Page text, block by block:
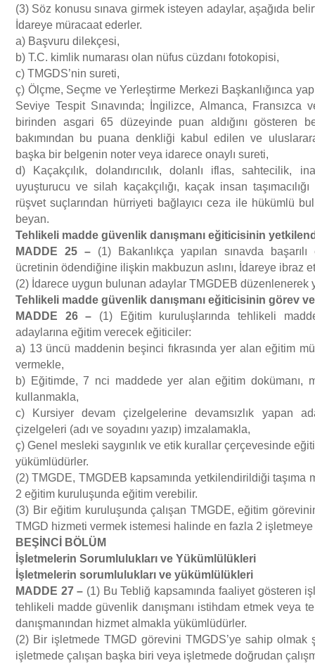
(3) Söz konusu sınava girmek isteyen adaylar, aşağıda
İdareye müracaat ederler.
a) Başvuru dilekçesi,
b) T.C. kimlik numarası olan nüfus cüzdanı fotokopisi,
c) TMGDS’nin sureti,
ç) Ölçme, Seçme ve Yerleştirme Merkezi Başkanlığınca
Seviye Tespit Sınavında; İngilizce, Almanca, Fransızca
birinden asgari 65 düzeyinde puan aldığını gösteren
bakımından bu puana denkliği kabul edilen ve
başka bir belgenin noter veya idarece onaylı sureti,
d) Kaçakçılık, dolandırıcılık, dolanlı iflas, sahtecilik,
uyuşturucu ve silah kaçakçılığı, kaçak insan taşımacılığı
rüşvet suçlarından hürriyeti bağlayıcı ceza ile hükümlü
beyan.
Tehlikeli madde güvenlik danışmanı eğiticisinin
MADDE 25 – (1) Bakanlıkça yapılan sınavda
ücretinin ödendiğine ilişkin makbuzun aslını, İdareye ibraz
(2) İdarece uygun bulunan adaylar TMGDEB düzenlenerek
Tehlikeli madde güvenlik danışmanı eğiticisinin görev
MADDE 26– (1) Eğitim kuruluşlarında tehlikeli
adaylarına eğitim verecek eğiticiler:
a) 13 üncü maddenin beşinci fıkrasında yer alan eğitim
vermekle,
b) Eğitimde, 7 nci maddede yer alan eğitim dokümanı,
kullanmakla,
c) Kursiyer devam çizelgelerine devamsızlık yapan
çizelgeleri (adı ve soyadını yazıp) imzalamakla,
ç) Genel mesleki saygınlık ve etik kurallar çerçevesinde
yükümlüdürler.
(2) TMGDE, TMGDEB kapsamında yetkilendirildiği taşıma
2 eğitim kuruluşunda eğitim verebilir.
(3) Bir eğitim kuruluşunda çalışan TMGDE, eğitim
TMGD hizmeti vermek istemesi halinde en fazla 2
BEŞİ NC BÖLÜ M
İş letmelerin Sorumlulukları ve Yü küml ü ü kleri
İş letmelerin sorumlulukları ve yü küml ü ü kleri
MADDE 27– (1) Bu Tebliğ kapsamında faaliyet gösteren
tehlikeli madde güvenlik danışmanı istihdam etmek veya
danışmanından hizmet almakla yükümlüdürler.
(2) Bir işletmede TMGD görevini TMGDS’ye sahip olmak
işletmede çalışan başka biri veya işletmede doğrudan